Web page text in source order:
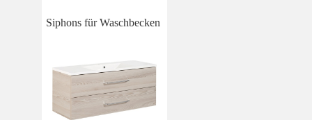
Siphons für Waschbecken